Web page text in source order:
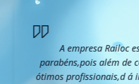
A empresa Railoc
parabéns,pois além de
ótimos profissionais,d á